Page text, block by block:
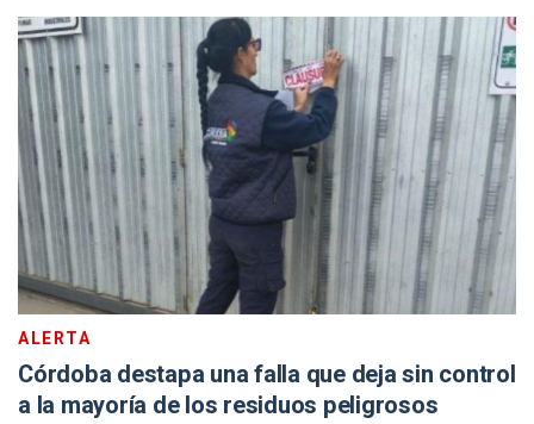
ALERTA
Córdoba destapa una falla que deja sin control
a la mayoría de los residuos peligrosos